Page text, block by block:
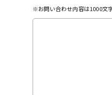
※お問い合わせ内容は1000文